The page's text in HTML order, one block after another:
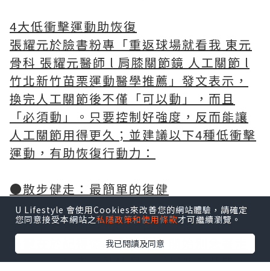
U Lifestyle 會使用Cookies來改善您的網站體驗，請確定
您同意接受本網站之私隱政策和使用條款才可繼續瀏覽。
我已閱讀及同意
4大低衝擊運動助恢復
張耀元於臉書粉專「重返球場就看我 東元
骨科 張耀元醫師 l 肩膝關節鏡 人工關節 l
竹北新竹苗栗運動醫學推薦」發文表示，
換完人工關節後不僅「可以動」，而且
「必須動」。只要控制好強度，反而能讓
人工關節用得更久；並建議以下4種低衝擊
運動，有助恢復行動力：
●散步健走：最簡單的復健
走路能適度刺激肌肉，幫助恢復肌耐力。
關鍵在於記得循序漸進，一開始別急著走
太遠，感覺累了就休息，慢慢增加時間，